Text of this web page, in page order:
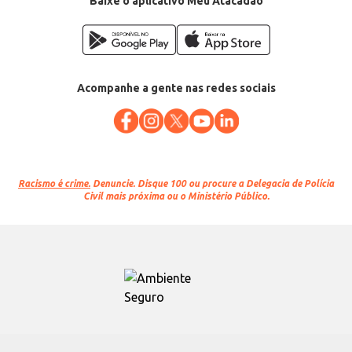
Acompanhe a gente nas redes sociais
Racismo é crime. Denuncie. Disque 100 ou procure a Delegacia de Polícia
Civil mais próxima ou o Ministério Público.